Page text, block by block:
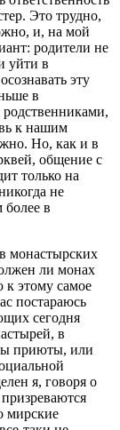
Это трудно,
и, на мой
родители не
уйти в
эту
в
к нашим
Но, как и в
общение с
только на
не
в
монастырских
ли монах
этому самое
постараюсь
сегодня
в
приюты, или
я, говоря о
мирские